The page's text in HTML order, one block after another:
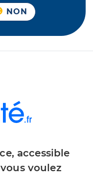
NON
accessible
voulez